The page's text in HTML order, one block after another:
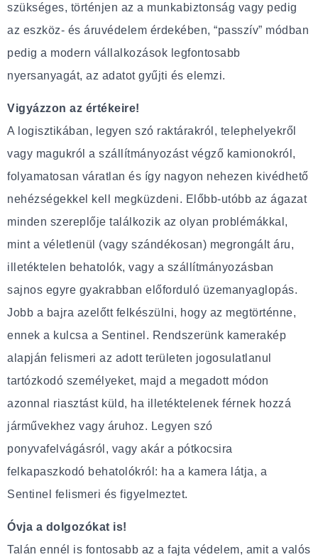
szükséges, történjen az a munkabiztonság vagy pedig
az eszköz- és áruvédelem érdekében, “passzív” módban
pedig a modern vállalkozások legfontosabb
nyersanyagát, az adatot gyűjti és elemzi.
Vigyázzon az értékeire!
A logisztikában, legyen szó raktárakról, telephelyekről
vagy magukról a szállítmányozást végző kamionokról,
folyamatosan váratlan és így nagyon nehezen kivédhető
nehézségekkel kell megküzdeni. Előbb-utóbb az ágazat
minden szereplője találkozik az olyan problémákkal,
mint a véletlenül (vagy szándékosan) megrongált áru,
illetéktelen behatolók, vagy a szállítmányozásban
sajnos egyre gyakrabban előforduló üzemanyaglopás.
Jobb a bajra azelőtt felkészülni, hogy az megtörténne,
ennek a kulcsa a Sentinel. Rendszerünk kamerakép
alapján felismeri az adott területen jogosulatlanul
tartózkodó személyeket, majd a megadott módon
azonnal riasztást küld, ha illetéktelenek férnek hozzá
járművekhez vagy áruhoz. Legyen szó
ponyvafelvágásról, vagy akár a pótkocsira
felkapaszkodó behatolókról: ha a kamera látja, a
Sentinel felismeri és figyelmeztet.
Óvja a dolgozókat is!
Talán ennél is fontosabb az a fajta védelem, amit a valós